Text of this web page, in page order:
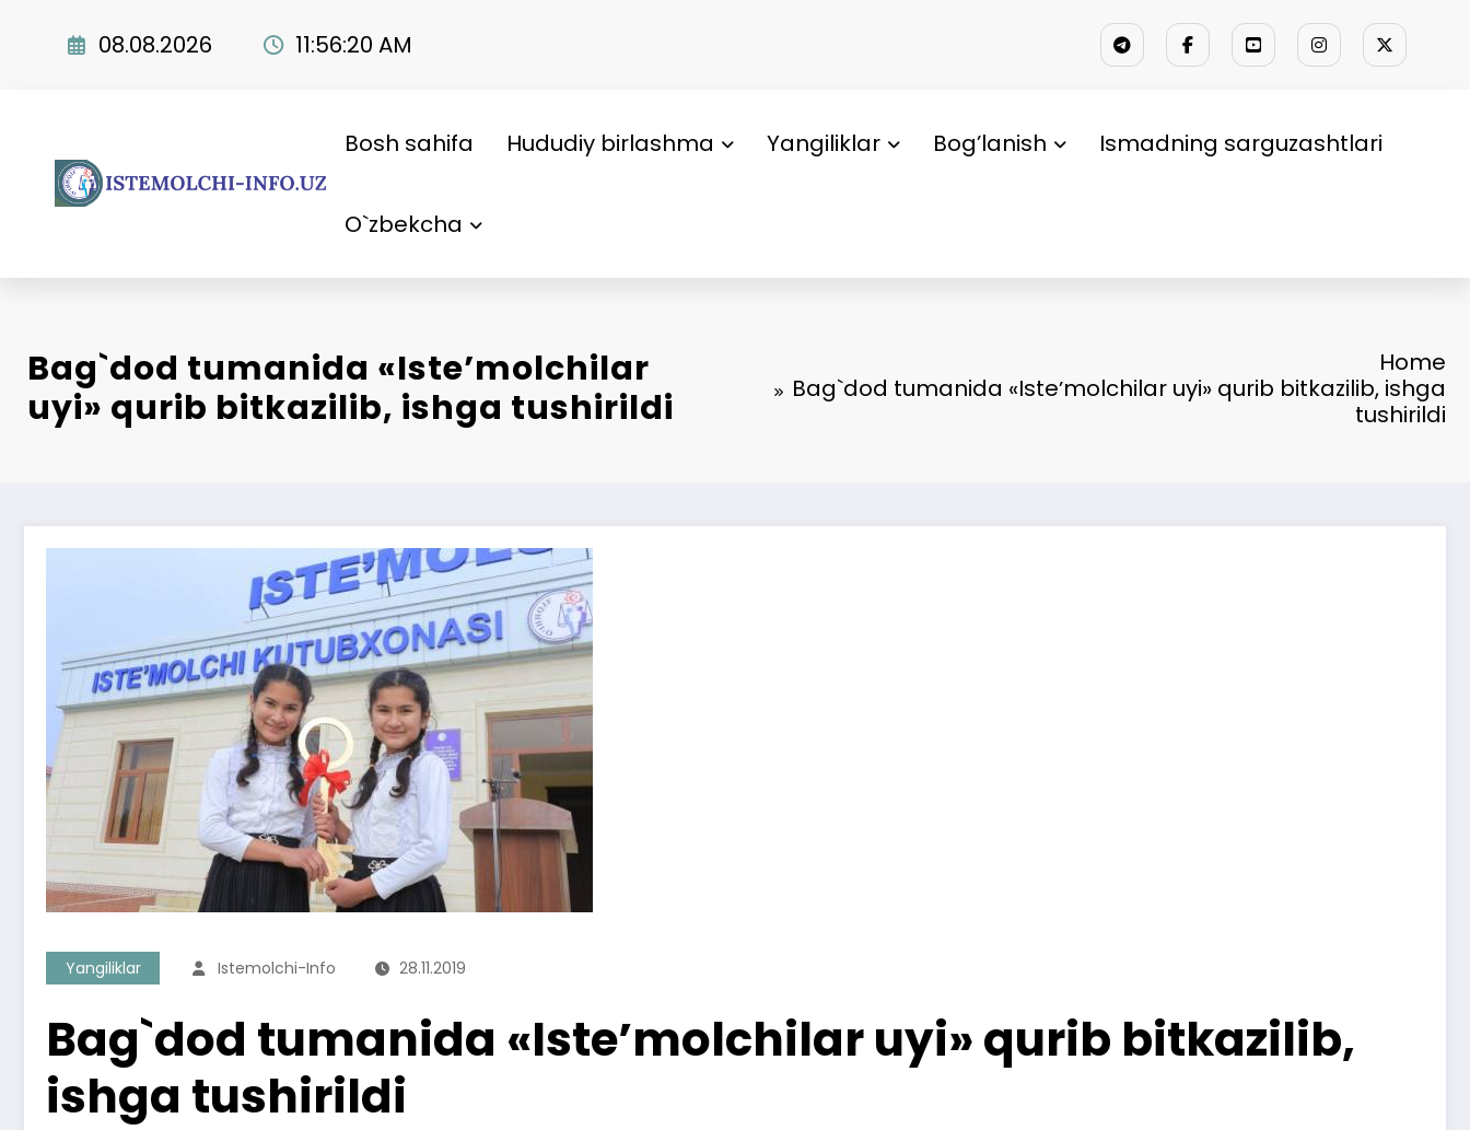
08.08.2026 11:56:21 AM
Bosh sahifa Hududiy birlashma Yangiliklar Bog’lanish Ismadning sarguzashtlari
O`zbekcha
Bag`dod tumanida «Isteʼmolchilar
uyi» qurib bitkazilib, ishga tushirildi
Home
Bag`dod tumanida «Isteʼmolchilar uyi» qurib bitkazilib, ishga
tushirildi
Yangiliklar Istemolchi-Info 28.11.2019
Bag`dod tumanida «Isteʼmolchilar uyi» qurib bitkazilib,
ishga tushirildi